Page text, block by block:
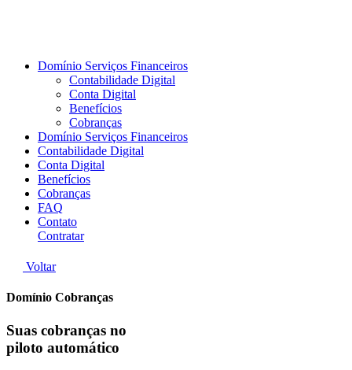
Domínio Serviços Financeiros
Contabilidade Digital
Conta Digital
Benefícios
Cobranças
Domínio Serviços Financeiros
Contabilidade Digital
Conta Digital
Benefícios
Cobranças
FAQ
Contato
Contratar
Voltar
Domínio Cobranças
Suas cobranças no
piloto automático